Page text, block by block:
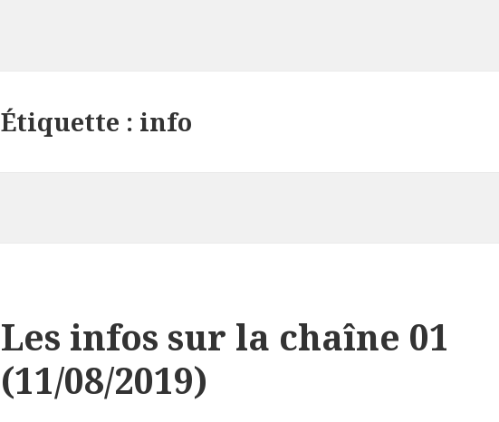
Étiquette : info
Les infos sur la chaîne 01
(11/08/2019)